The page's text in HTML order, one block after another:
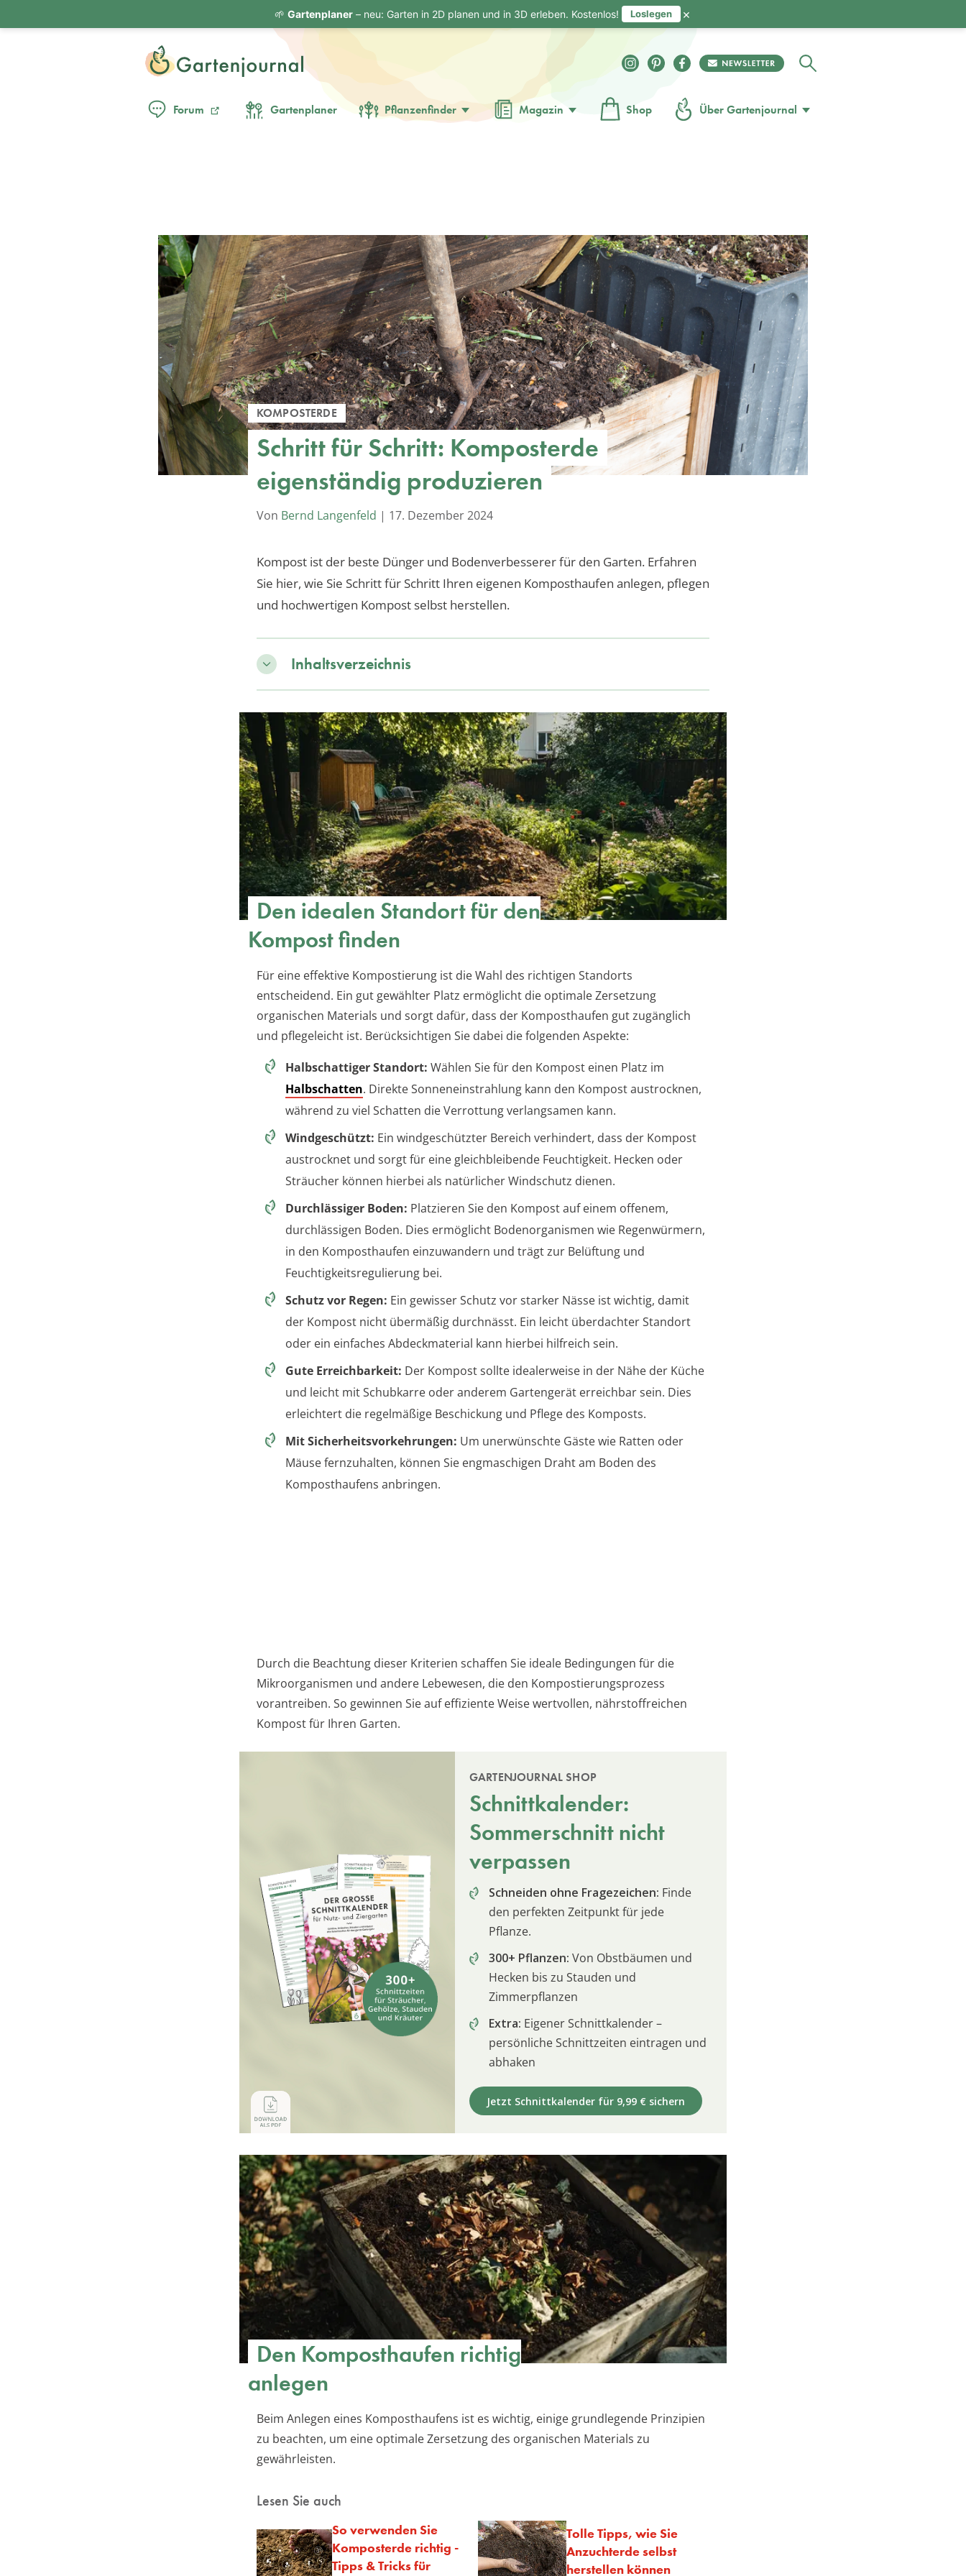
Forum Gartenplaner Pflanzenfinder Magazin Shop Über Gartenjournal
KOMPOSTERDE
Schritt für Schritt: Komposterde
eigenständig produzieren
Von Bernd Langenfeld | 17. Dezember 2024
Kompost ist der beste Dünger und Bodenverbesserer für den Garten. Erfahren
Sie hier, wie Sie Schritt für Schritt Ihren eigenen Komposthaufen anlegen, pflegen
und hochwertigen Kompost selbst herstellen.
Inhaltsverzeichnis
Den idealen Standort für den
Kompost finden
Für eine effektive Kompostierung ist die Wahl des richtigen Standorts
entscheidend. Ein gut gewählter Platz ermöglicht die optimale Zersetzung
organischen Materials und sorgt dafür, dass der Komposthaufen gut zugänglich
und pflegeleicht ist. Berücksichtigen Sie dabei die folgenden Aspekte:
Halbschattiger Standort: Wählen Sie für den Kompost einen Platz im
Halbschatten. Direkte Sonneneinstrahlung kann den Kompost austrocknen,
während zu viel Schatten die Verrottung verlangsamen kann.
Windgeschützt: Ein windgeschützter Bereich verhindert, dass der Kompost
austrocknet und sorgt für eine gleichbleibende Feuchtigkeit. Hecken oder
Sträucher können hierbei als natürlicher Windschutz dienen.
Durchlässiger Boden: Platzieren Sie den Kompost auf einem offenem,
durchlässigen Boden. Dies ermöglicht Bodenorganismen wie Regenwürmern,
in den Komposthaufen einzuwandern und trägt zur Belüftung und
Feuchtigkeitsregulierung bei.
Schutz vor Regen: Ein gewisser Schutz vor starker Nässe ist wichtig, damit
der Kompost nicht übermäßig durchnässt. Ein leicht überdachter Standort
oder ein einfaches Abdeckmaterial kann hierbei hilfreich sein.
Gute Erreichbarkeit: Der Kompost sollte idealerweise in der Nähe der Küche
und leicht mit Schubkarre oder anderem Gartengerät erreichbar sein. Dies
erleichtert die regelmäßige Beschickung und Pflege des Komposts.
Mit Sicherheitsvorkehrungen: Um unerwünschte Gäste wie Ratten oder
Mäuse fernzuhalten, können Sie engmaschigen Draht am Boden des
Komposthaufens anbringen.
Durch die Beachtung dieser Kriterien schaffen Sie ideale Bedingungen für die
Mikroorganismen und andere Lebewesen, die den Kompostierungsprozess
vorantreiben. So gewinnen Sie auf effiziente Weise wertvollen, nährstoffreichen
Kompost für Ihren Garten.
GARTENJOURNAL SHOP
Schnittkalender:
Sommerschnitt nicht
verpassen
Schneiden ohne Fragezeichen: Finde
den perfekten Zeitpunkt für jede
Pflanze.
300+ Pflanzen: Von Obstbäumen und
Hecken bis zu Stauden und
Zimmerpflanzen
Extra: Eigener Schnittkalender –
persönliche Schnittzeiten eintragen und
abhaken
Jetzt Schnittkalender für 9,99 € sichern
Den Komposthaufen richtig
anlegen
Beim Anlegen eines Komposthaufens ist es wichtig, einige grundlegende Prinzipien
zu beachten, um eine optimale Zersetzung des organischen Materials zu
gewährleisten.
Lesen Sie auch
So verwenden Sie
Komposterde richtig -
Tipps & Tricks für
Tolle Tipps, wie Sie
Anzuchterde selbst
herstellen können
🌱 Gartenplaner– neu: Garten in 2D planen und in 3D erleben. Kostenlos! Loslegen ×